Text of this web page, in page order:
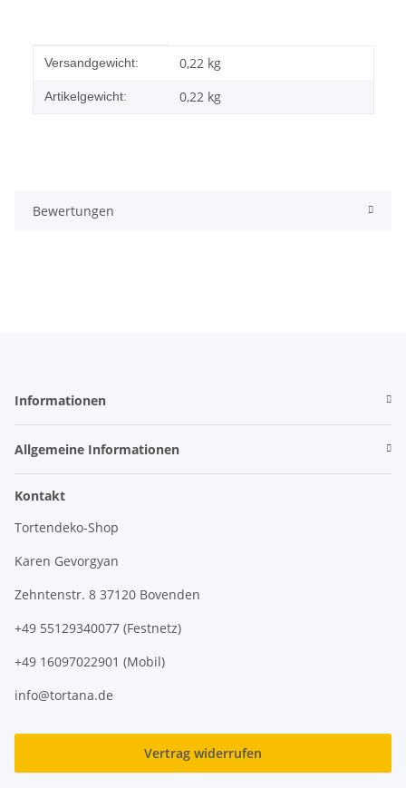
Produkteigenschaft
Wert
Versandgewicht: 0,22 kg
Artikelgewicht: 0,22 kg
Bewertungen
Informationen
Allgemeine Informationen
Kontakt
Tortendeko-Shop
Karen Gevorgyan
Zehntenstr. 8 37120 Bovenden
+49 55129340077 (Festnetz)
+49 16097022901 (Mobil)
info@tortana.de
Vertrag widerrufen